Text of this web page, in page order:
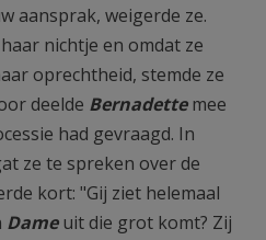
aansprak, weigerde ze.
nichtje en omdat ze
oprechtheid, stemde ze
deelde Bernadettemee
had gevraagd. In
ze te spreken over de
kort: "Gij ziet helemaal
Dameuit die grot komt? Zij